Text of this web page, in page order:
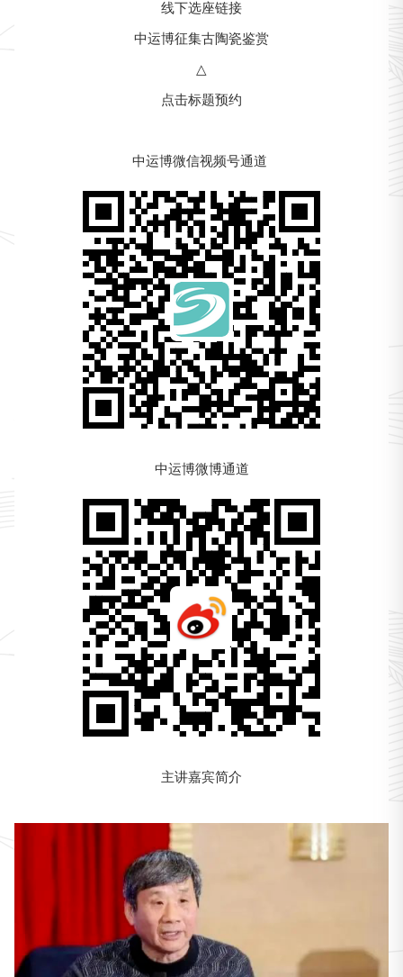
线下选座链接
中运博征集古陶瓷鉴赏
△
点击标题预约
中运博微信视频号通道
中运博微博通道
主讲嘉宾简介